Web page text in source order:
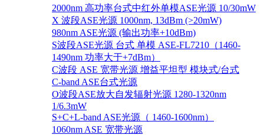
2000nm 高功率台式中红外单模ASE光源 10/30mW
X 波段ASE光源 1000nm, 13dBm (>20mW)
980nm ASE光源 (输出功率+10dBm)
S波段ASE光源 台式 单模 ASE-FL7210（1460-
1490nm 功率大于+7dBm）
C波段 ASE 宽带光源 增益平坦型 模块式/台式
C-band ASE台式光源
O波段ASE放大自发辐射光源 1280-1320nm
1/6.3mW
S+C+L-band ASE光源（ 1460-1600nm）
1060nm ASE 宽带光源